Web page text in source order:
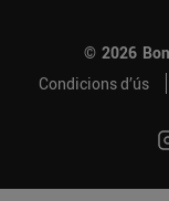
© 2026
Condicions d’ús